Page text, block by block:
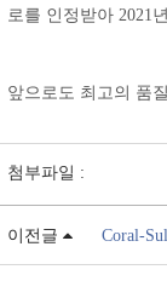
로를 인정받아 2021
앞으로도 최고의 품
첨부파일 :
이전글 Coral-